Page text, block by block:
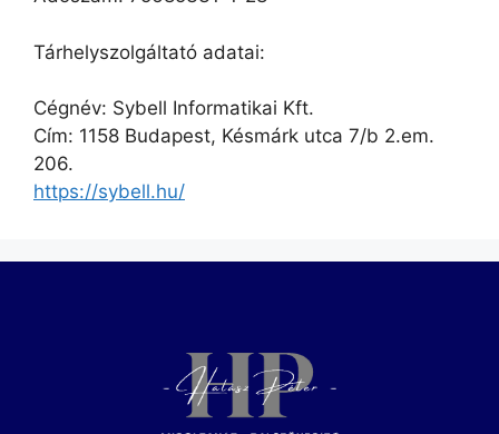
Tárhelyszolgáltató adatai:
Cégnév: Sybell Informatikai Kft.
Cím: 1158 Budapest, Késmárk utca 7/b 2.em.
206.
https://sybell.hu/